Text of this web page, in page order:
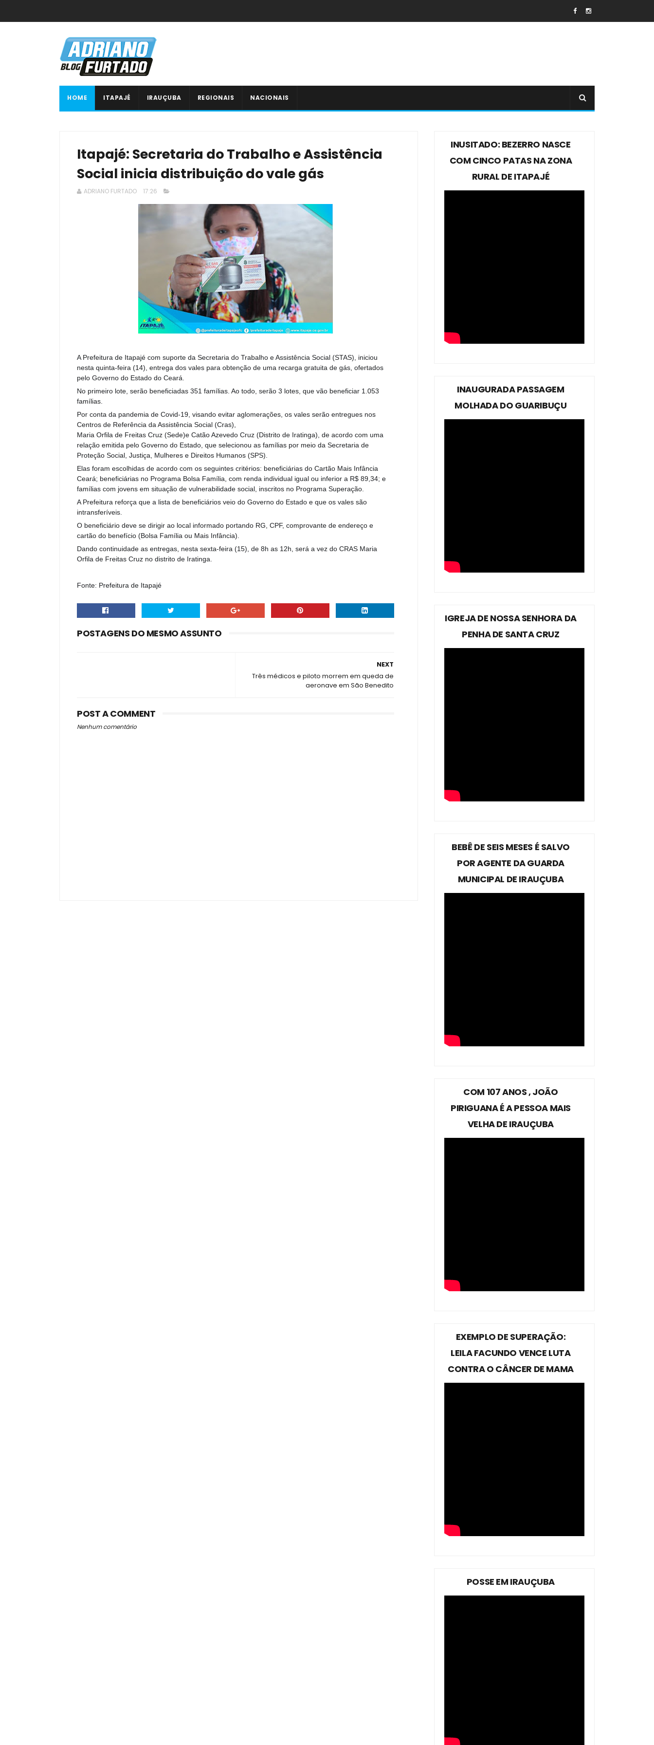
HOME ITAPAJÉ IRAUÇUBA REGIONAIS NACIONAIS
Itapajé: Secretaria do Trabalho e Assistência
Social inicia distribuição do vale gás
ADRIANO FURTADO 17:26
A Prefeitura de Itapajé com suporte da Secretaria do Trabalho e Assistência Social (STAS), iniciou
nesta quinta-feira (14), entrega dos vales para obtenção de uma recarga gratuita de gás, ofertados
pelo Governo do Estado do Ceará.
No primeiro lote, serão beneficiadas 351 famílias. Ao todo, serão 3 lotes, que vão beneficiar 1.053
famílias.
Por conta da pandemia de Covid-19, visando evitar aglomerações, os vales serão entregues nos
Centros de Referência da Assistência Social (Cras),
Maria Orfila de Freitas Cruz (Sede)e Catão Azevedo Cruz (Distrito de Iratinga), de acordo com uma
relação emitida pelo Governo do Estado, que selecionou as famílias por meio da Secretaria de
Proteção Social, Justiça, Mulheres e Direitos Humanos (SPS).
Elas foram escolhidas de acordo com os seguintes critérios: beneficiárias do Cartão Mais Infância
Ceará; beneficiárias no Programa Bolsa Família, com renda individual igual ou inferior a R$ 89,34; e
famílias com jovens em situação de vulnerabilidade social, inscritos no Programa Superação.
A Prefeitura reforça que a lista de beneficiários veio do Governo do Estado e que os vales são
intransferíveis.
O beneficiário deve se dirigir ao local informado portando RG, CPF, comprovante de endereço e
cartão do benefício (Bolsa Família ou Mais Infância).
Dando continuidade as entregas, nesta sexta-feira (15), de 8h as 12h, será a vez do CRAS Maria
Orfila de Freitas Cruz no distrito de Iratinga.
Fonte: Prefeitura de Itapajé
POSTAGENS DO MESMO ASSUNTO
NEXT
Três médicos e piloto morrem em queda de
aeronave em São Benedito
POST A COMMENT
Nenhum comentário
INUSITADO: BEZERRO NASCE
COM CINCO PATAS NA ZONA
RURAL DE ITAPAJÉ
INAUGURADA PASSAGEM
MOLHADA DO GUARIBUÇU
IGREJA DE NOSSA SENHORA DA
PENHA DE SANTA CRUZ
BEBÊ DE SEIS MESES É SALVO
POR AGENTE DA GUARDA
MUNICIPAL DE IRAUÇUBA
COM 107 ANOS , JOÃO
PIRIGUANA É A PESSOA MAIS
VELHA DE IRAUÇUBA
EXEMPLO DE SUPERAÇÃO:
LEILA FACUNDO VENCE LUTA
CONTRA O CÂNCER DE MAMA
POSSE EM IRAUÇUBA